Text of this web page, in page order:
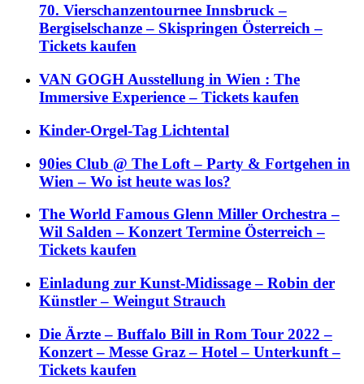
70. Vierschanzentournee Innsbruck –
Bergiselschanze – Skispringen Österreich –
Tickets kaufen
VAN GOGH Ausstellung in Wien : The
Immersive Experience – Tickets kaufen
Kinder-Orgel-Tag Lichtental
90ies Club @ The Loft – Party & Fortgehen in
Wien – Wo ist heute was los?
The World Famous Glenn Miller Orchestra –
Wil Salden – Konzert Termine Österreich –
Tickets kaufen
Einladung zur Kunst-Midissage – Robin der
Künstler – Weingut Strauch
Die Ärzte – Buffalo Bill in Rom Tour 2022 –
Konzert – Messe Graz – Hotel – Unterkunft –
Tickets kaufen